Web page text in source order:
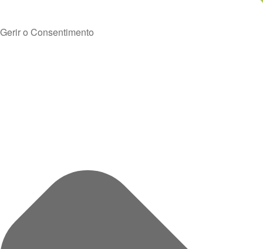
Gerir o Consentimento